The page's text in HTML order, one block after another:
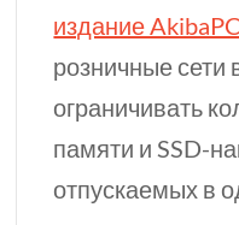
издание
розничные сети
ограничивать
памяти и SSD-
отпускаемых в